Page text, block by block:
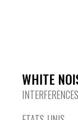
WHITE
INTERFERENCES